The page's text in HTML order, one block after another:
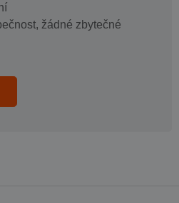
žádné zbytečné